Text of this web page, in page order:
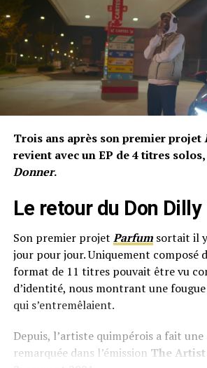
Trois ans après son premier projet
revient avec un EP de 4 titres
Donner.
Le retour du Don Dilly
Son premier projet Parfum sortait il
jour pour jour. Uniquement composé
format de 11 titres pouvait être vu
d’identité, nous montrant une
qui s’entremêlaient.
Depuis, l’artiste quimpérois a fait
remarquée dans l’émission The Artist